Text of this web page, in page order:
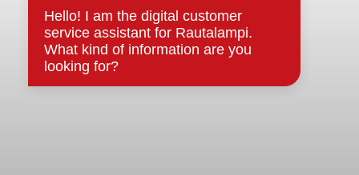
Evästeet
Saavutettavuusseloste
Tietosuoja
Tietosuojaselosteet